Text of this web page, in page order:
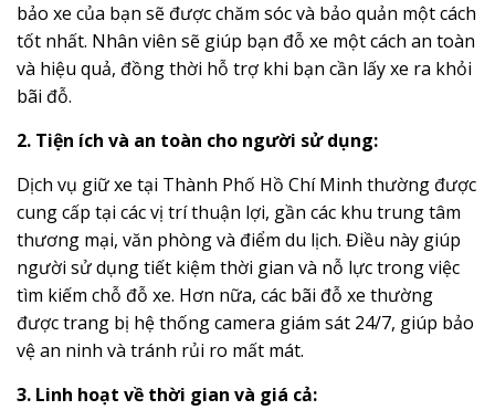
bảo xe của bạn sẽ được chăm sóc và bảo quản một cách
tốt nhất. Nhân viên sẽ giúp bạn đỗ xe một cách an toàn
và hiệu quả, đồng thời hỗ trợ khi bạn cần lấy xe ra khỏi
bãi đỗ.
2. Tiện ích và an toàn cho người sử dụng:
Dịch vụ giữ xe tại Thành Phố Hồ Chí Minh thường được
cung cấp tại các vị trí thuận lợi, gần các khu trung tâm
thương mại, văn phòng và điểm du lịch. Điều này giúp
người sử dụng tiết kiệm thời gian và nỗ lực trong việc
tìm kiếm chỗ đỗ xe. Hơn nữa, các bãi đỗ xe thường
được trang bị hệ thống camera giám sát 24/7, giúp bảo
vệ an ninh và tránh rủi ro mất mát.
3. Linh hoạt về thời gian và giá cả: